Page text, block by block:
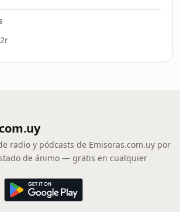
radio y pódcasts de Emisoras.com.uy por
de ánimo — gratis en cualquier